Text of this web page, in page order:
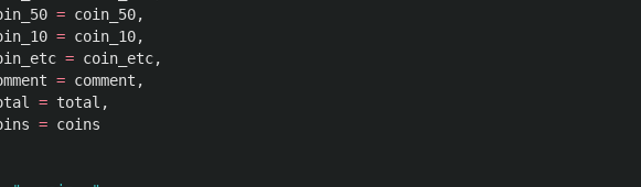
= coin_50,
= coin_10,
= coin_etc,
= comment ,
= total ,
= coins